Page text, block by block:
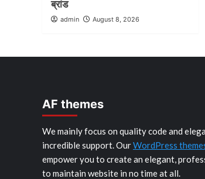
ब्रांड
admin August 8, 2026
AF themes
We mainly focus on quality code and
incredible support. OurWordPress
empower you to create an elegant,
to maintain website in no time at all.